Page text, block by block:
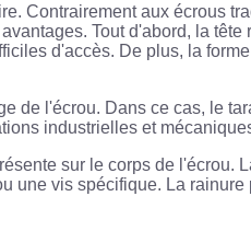
Contrairement aux écrous
Tout d'abord, la
d'accès. De plus, la
de l'écrou. Dans ce cas, le
industrielles et
sur le corps de
une vis spécifique. La